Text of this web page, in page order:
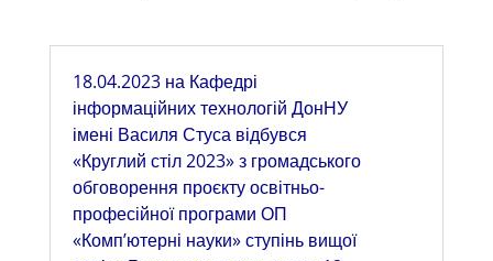
18.04.2023 на Кафедрі
інформаційних технологій ДонНУ
імені Василя Стуса відбувся
«Круглий стіл 2023» з громадського
обговорення проєкту освітньо-
професійної програми ОП
«Комп’ютерні науки» ступінь вищої